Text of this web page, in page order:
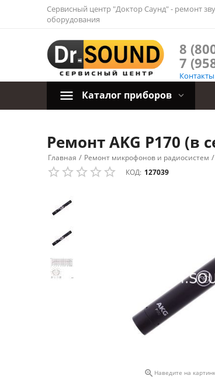
Сервисный центр "Доктор Саунд" - ремонт
оборудования
8
7
Контакты
Каталог приборов
Ремонт AKG P170 (в
Главная / Ремонт микрофонов и радиосистем /
КОД: 127039
 Наведите на